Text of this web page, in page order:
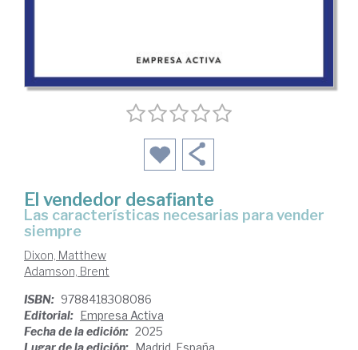
El vendedor desafiante
Las características necesarias para vender
siempre
Dixon, Matthew
Adamson, Brent
ISBN: 9788418308086
Editorial: Empresa Activa
Fecha de la edición: 2025
Lugar de la edición: Madrid. España